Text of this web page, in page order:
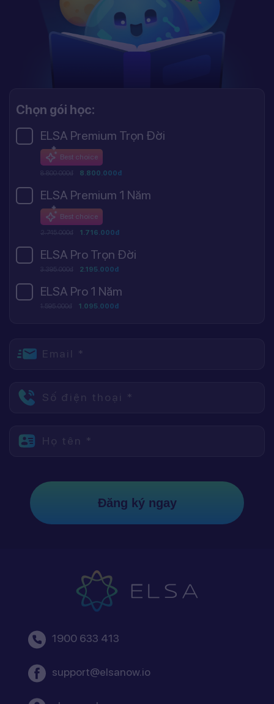
Chọn gói học:
ELSA Premium Trọn Đời
Best choice
8.800.000đ 8.800.000đ
ELSA Premium 1 Năm
Best choice
2.745.000đ 1.716.000đ
ELSA Pro Trọn Đời
3.395.000đ 2.195.000đ
ELSA Pro 1 Năm
1.595.000đ 1.095.000đ
Email *
Số điện thoại *
Họ tên *
Đăng ký ngay
1900 633 413
support@elsanow.io